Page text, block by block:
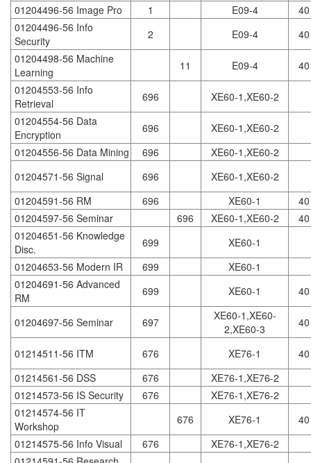
01204496-56 Image Pro
1 E09-4
40
01204496-56 Info
Security
2 E09-4
40
01204498-56 Machine
Learning
11 E09-4
40
01204553-56 Info
Retrieval
696
XE60-1,XE60-2
01204554-56 Data
Encryption
696
XE60-1,XE60-2
01204556-56 Data Mining
696
XE60-1,XE60-2
01204571-56 Signal
696
XE60-1,XE60-2
01204591-56 RM
696 XE60-1
40
01204597-56 Seminar
696 XE60-1,XE60-2
40
01204651-56 Knowledge
Disc.
699
XE60-1
01204653-56 Modern IR
699
XE60-1
01204691-56 Advanced
RM
699 XE60-1 40
01204697-56 Seminar 697
XE60-1,XE60-
2,XE60-3
40
01214511-56 ITM 676 XE76-1
40
01214561-56 DSS
676
XE76-1,XE76-2
01214573-56 IS Security
676
XE76-1,XE76-2
01214574-56 IT
Workshop
676 XE76-1
40
01214575-56 Info Visual
676
XE76-1,XE76-2